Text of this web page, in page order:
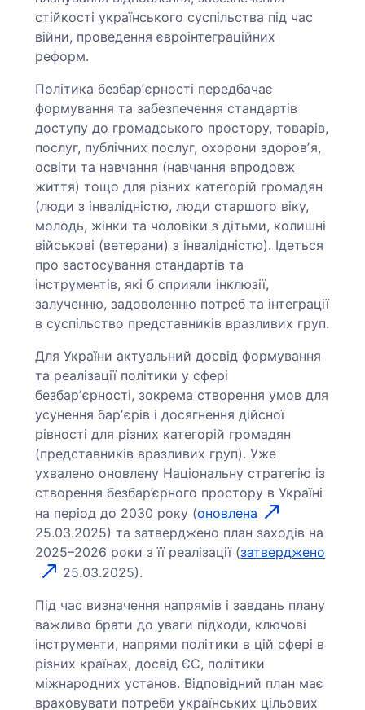
стійкості українського суспільства під час
війни, проведення євроінтеграційних
реформ.
Політика безбарʼєрності передбачає
формування та забезпечення стандартів
доступу до громадського простору, товарів,
послуг, публічних послуг, охорони здоровʼя,
освіти та навчання (навчання впродовж
життя) тощо для різних категорій громадян
(люди з інвалідністю, люди старшого віку,
молодь, жінки та чоловіки з дітьми, колишні
військові (ветерани) з інвалідністю). Ідеться
про застосування стандартів та
інструментів, які б сприяли інклюзії,
залученню, задоволенню потреб та інтеграції
в суспільство представників вразливих груп.
Для України актуальний досвід формування
та реалізації політики у сфері
безбарʼєрності, зокрема створення умов для
усунення барʼєрів і досягнення дійсної
рівності для різних категорій громадян
(представників вразливих груп). Уже
ухвалено оновлену Національну стратегію із
створення безбар’єрного простору в Україні
на період до 2030 року (оновлена
25.03.2025) та затверджено план заходів на
2025–2026 роки з її реалізації (затверджено
25.03.2025).
Під час визначення напрямів і завдань плану
важливо брати до уваги підходи, ключові
інструменти, напрями політики в цій сфері в
різних країнах, досвід ЄС, політики
міжнародних установ. Відповідний план має
враховувати потреби українських цільових